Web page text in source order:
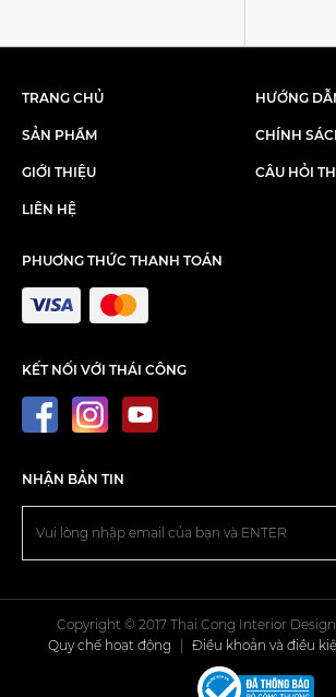
TRANG CHỦ
SẢN PHẨM
GIỚI THIỆU
LIÊN HỆ
HƯỚNG
CHÍNH
CÂU HỎI
PHUƠNG THỨC THANH TOÁN
KẾT NỐI VỚI THÁI CÔNG
NHẬN BẢN TIN
Copyright © 2017 Thai Cong Interior
Quy chế hoạt động
Điều khoản và điều